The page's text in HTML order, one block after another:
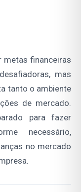
metas financeiras
mas
tanto o ambiente
de mercado.
para fazer
necessário,
no mercado